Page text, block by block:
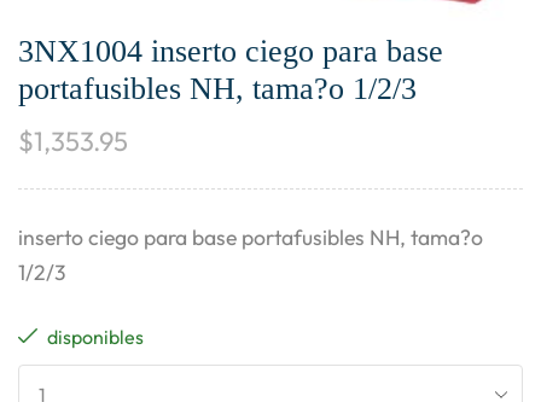
3NX1004 inserto ciego para base
portafusibles NH, tama?o 1/2/3
$1,353.95
inserto ciego para base portafusibles NH, tama?o
1/2/3
disponibles